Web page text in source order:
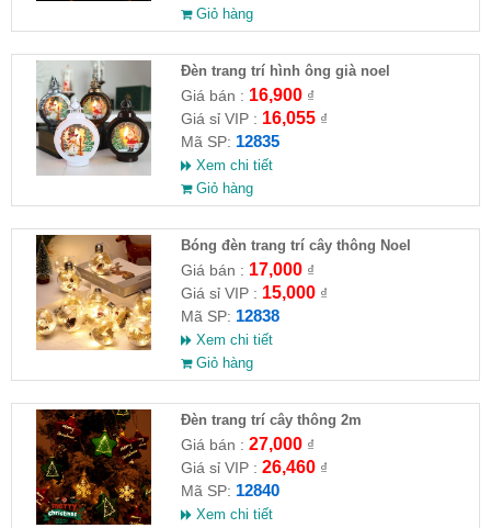
Giỏ hàng
Đèn trang trí hình ông già noel
Giá bán : 16,900₫
Giá sỉ VIP : 16,055₫
Mã SP: 12835
Xem chi tiết
Giỏ hàng
Bóng đèn trang trí cây thông Noel
Giá bán : 17,000₫
Giá sỉ VIP : 15,000₫
Mã SP: 12838
Xem chi tiết
Giỏ hàng
Đèn trang trí cây thông 2m
Giá bán : 27,000₫
Giá sỉ VIP : 26,460₫
Mã SP: 12840
Xem chi tiết